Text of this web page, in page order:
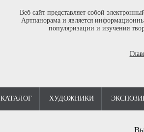
Веб сайт представляет собой
Артпанорама и является
популяризации и изучения
КАТАЛОГ ХУДОЖНИКИ